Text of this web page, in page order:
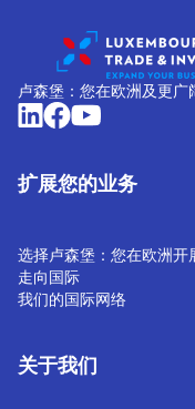
卢森堡：您在欧洲及更广
扩展您的业务
选择卢森堡：您在欧洲开
走向国际
我们的国际网络
关于我们